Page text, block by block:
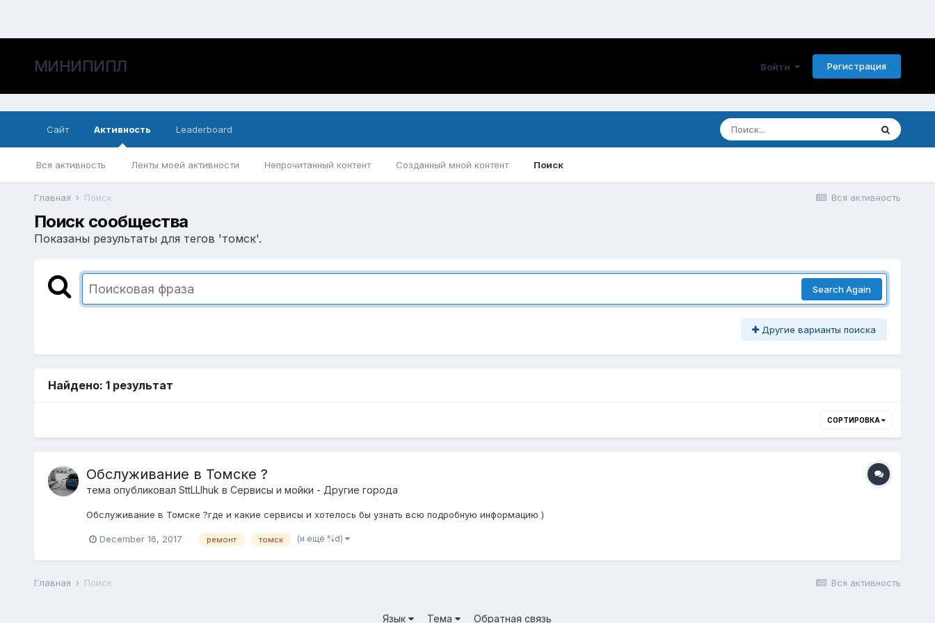
МИНИПИПЛ Войти Регистрация
Сайт Активность
Вся активность Ленты моей активности Непрочитанный контент Созданный мной контент Поиск
Leaderboard
Вся активность
Главная Поиск
Поиск сообщества
Показаны результаты для тегов 'томск'.
Search Again
Другие варианты поиска
Найдено: 1 результат
СОРТИРОВКА
Обслуживание в Томске ?
тема опубликовал SttLLIhuk в Сервисы и мойки - Другие города
Обслуживание в Томске ?где и какие сервисы и хотелось бы узнать всю подробную информацию )
December 16, 2017 ремонт томск (и ещё %d)
Вся активность
Главная Поиск
Язык Тема Обратная связь